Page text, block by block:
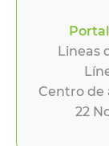
Lineas
Centro de
22